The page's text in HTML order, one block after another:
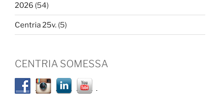
2026 (54)
Centria 25v. (5)
CENTRIA SOMESSA